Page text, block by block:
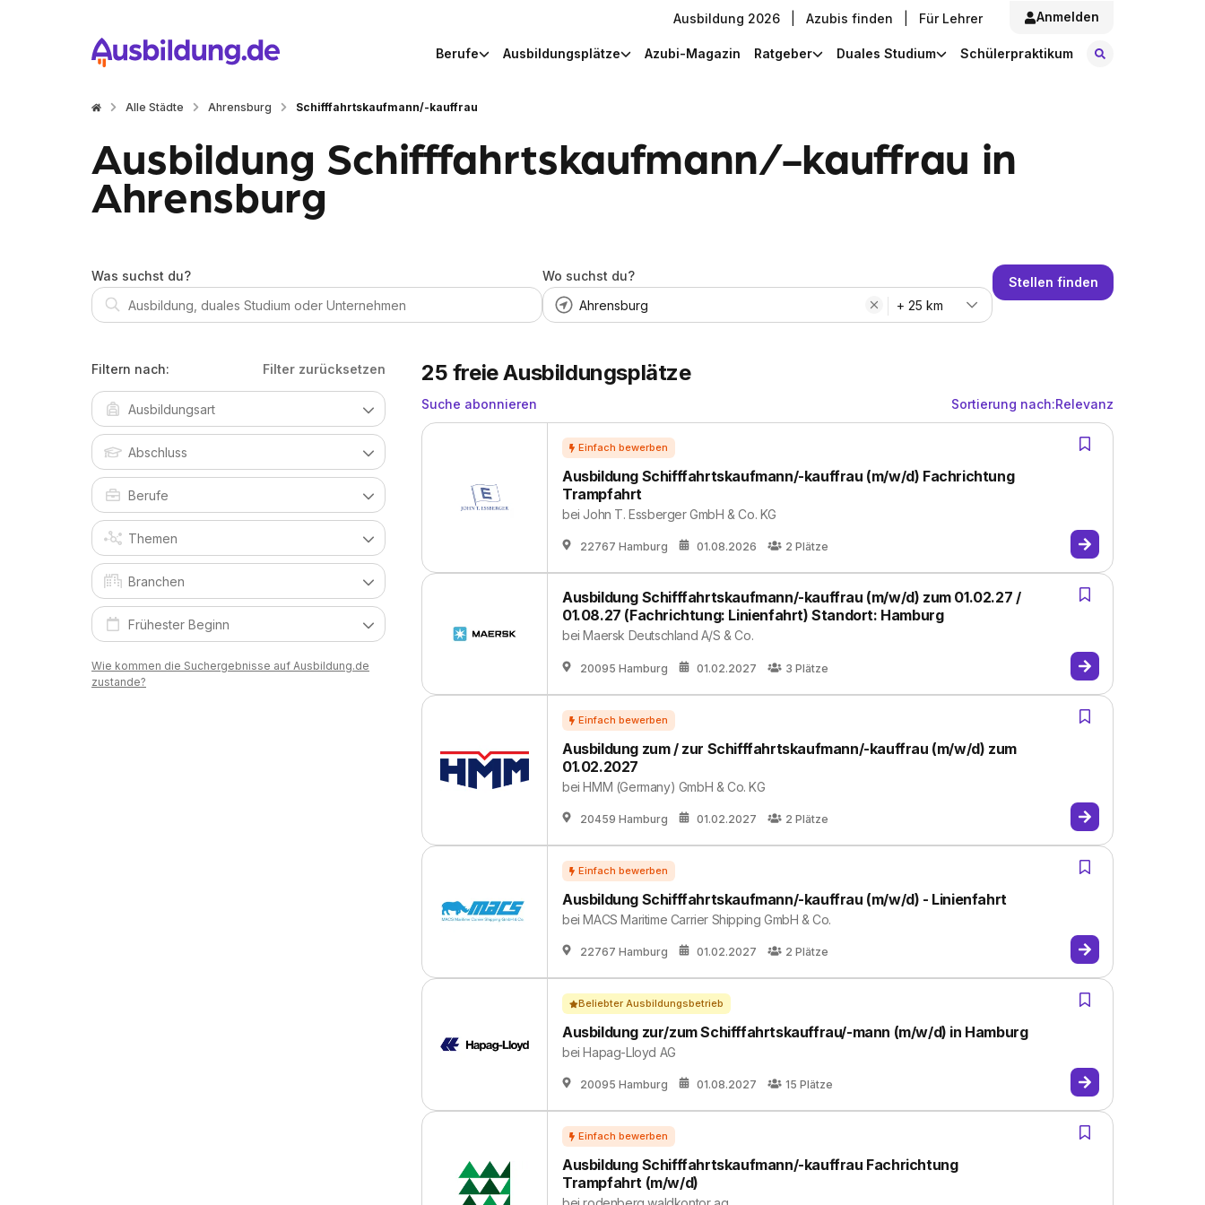
Ausbildung 2026 Azubis finden Für Lehrer Anmelden
Berufe Ausbildungsplätze Azubi-Magazin Ratgeber Duales Studium Schülerpraktikum
Alle Städte Ahrensburg Schifffahrtskaufmann/-kauffrau
Ausbildung Schifffahrtskaufmann/-kauffrau in
Ahrensburg
Was suchst du?
Wo suchst du?
+ 25 km
Stellen finden
Filtern nach: Filter zurücksetzen
Wie kommen die Suchergebnisse auf Ausbildung.de
zustande?
25 freie Ausbildungsplätze
Suche abonnieren Sortierung nach:Relevanz
Ausbildung Schifffahrtskaufmann/-kauffrau (m/w/d) Fachrichtung
Trampfahrt
bei John T. Essberger GmbH & Co. KG
22767 Hamburg 01.08.2026 2 Plätze
Ausbildung Schifffahrtskaufmann/-kauffrau (m/w/d) zum 01.02.27 /
01.08.27 (Fachrichtung: Linienfahrt) Standort: Hamburg
beiMaersk Deutschland A/S & Co.
20095 Hamburg 01.02.2027 3 Plätze
Ausbildung zum / zur Schifffahrtskaufmann/-kauffrau (m/w/d) zum
01.02.2027
beiHMM (Germany) GmbH & Co. KG
20459 Hamburg 01.02.2027 2 Plätze
Ausbildung Schifffahrtskaufmann/-kauffrau (m/w/d) - Linienfahrt
beiMACS Maritime Carrier Shipping GmbH & Co.
22767 Hamburg 01.02.2027 2 Plätze
Ausbildung zur/zum Schifffahrtskauffrau/-mann (m/w/d) in Hamburg
beiHapag-Lloyd AG
20095 Hamburg 01.08.2027 15 Plätze
Beliebter Ausbildungsbetrieb
Ausbildung Schifffahrtskaufmann/-kauffrau Fachrichtung
Trampfahrt (m/w/d)